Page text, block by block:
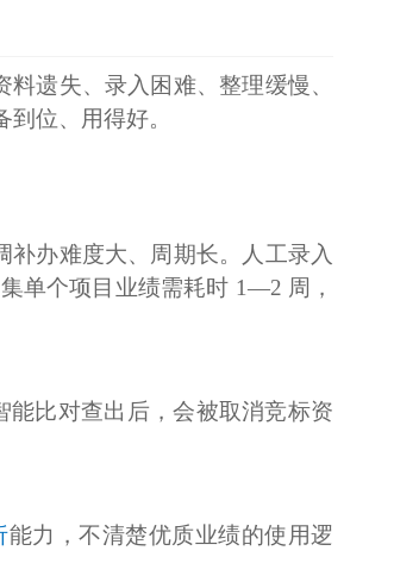
遗失、录入困难、整理缓慢、
位、用得好。
补办难度大、周期长。人工录入
单个项目业绩需耗时 1—2 周，
比对查出后，会被取消竞标资
能力，不清楚优质业绩的使用逻